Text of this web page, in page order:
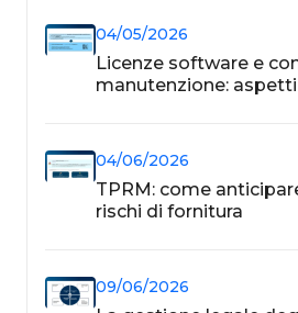
04/05/2026
Licenze software e
manutenzione:
04/06/2026
TPRM: come
rischi di fornitura
09/06/2026